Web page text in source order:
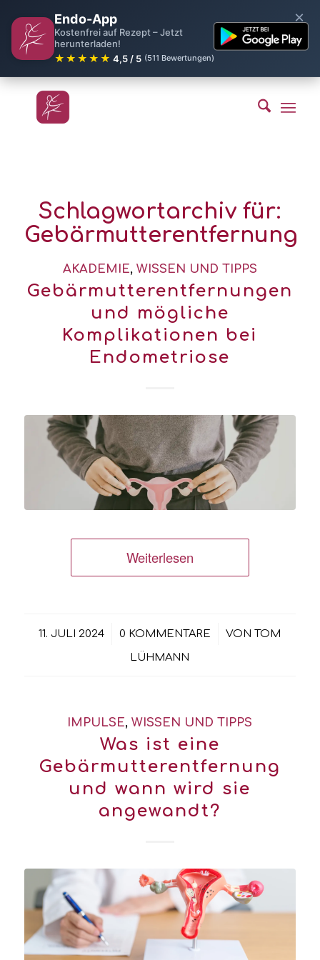
Endo-App
Kostenfrei auf Rezept – Jetzt
herunterladen!
★★★★★ 4,5 / 5 (511 Bewertungen)
×
Schlagwortarchiv für:
Gebärmutterentfernung
AKADEMIE, WISSEN UND TIPPS
Gebärmutterentfernungen
und mögliche
Komplikationen bei
Endometriose
Weiterlesen
11. JULI 2024
/ 0 KOMMENTARE
/ VONTOM
LÜHMANN
IMPULSE,WISSEN UND TIPPS
Was ist eine
Gebärmutterentfernung
und wann wird sie
angewandt?